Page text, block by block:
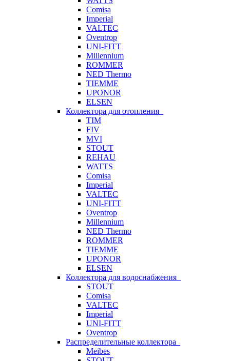
Comisa
Imperial
VALTEC
Oventrop
UNI-FITT
Millennium
ROMMER
NED Thermo
TIEMME
UPONOR
ELSEN
Коллектора для отопления
TIM
FIV
MVI
STOUT
REHAU
WATTS
Comisa
Imperial
VALTEC
UNI-FITT
Oventrop
Millennium
NED Thermo
ROMMER
TIEMME
UPONOR
ELSEN
Коллектора для водоснабжения
STOUT
Comisa
VALTEC
Imperial
UNI-FITT
Oventrop
Распределительные коллектора
Meibes